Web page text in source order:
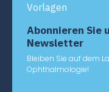
Abonnieren Sie
Newsletter
Bleiben Sie auf dem
Ophthalmologie!